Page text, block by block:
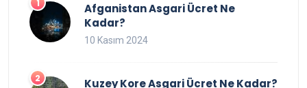
Afganistan Asgari Ücret Ne
Kadar?
10 Kasım 2024
Kuzey Kore Asgari Ücret Ne Kadar?